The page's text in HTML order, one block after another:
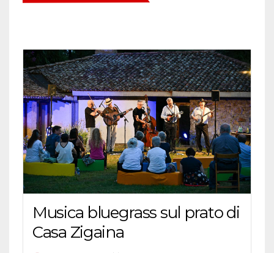
Musica bluegrass sul prato di
Casa Zigaina